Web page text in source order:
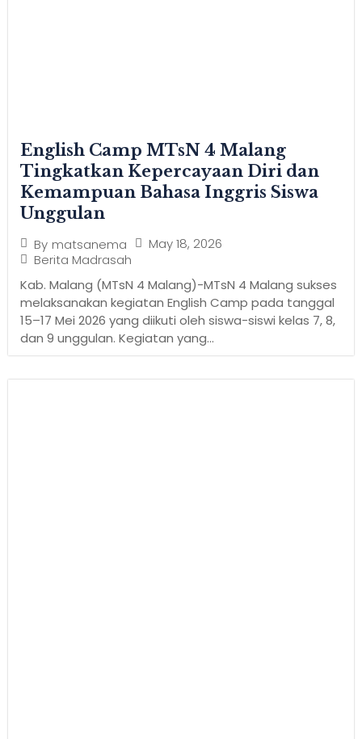
English Camp MTsN 4 Malang
Tingkatkan Kepercayaan Diri dan
Kemampuan Bahasa Inggris Siswa
Unggulan
By matsanema
May 18, 2026
Berita Madrasah
Kab. Malang (MTsN 4 Malang)-MTsN 4 Malang sukses
melaksanakan kegiatan English Camp pada tanggal
15–17 Mei 2026 yang diikuti oleh siswa-siswi kelas 7, 8,
dan 9 unggulan. Kegiatan yang...